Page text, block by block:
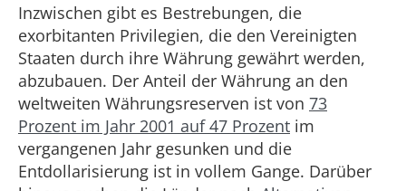
Inzwischen gibt es Bestrebungen, die
exorbitanten Privilegien, die den Vereinigten
Staaten durch ihre Währung gewährt werden,
abzubauen. Der Anteil der Währung an den
weltweiten Währungsreserven ist von 73
Prozent im Jahr 2001 auf 47 Prozent im
vergangenen Jahr gesunken und die
Entdollarisierung ist in vollem Gange. Darüber